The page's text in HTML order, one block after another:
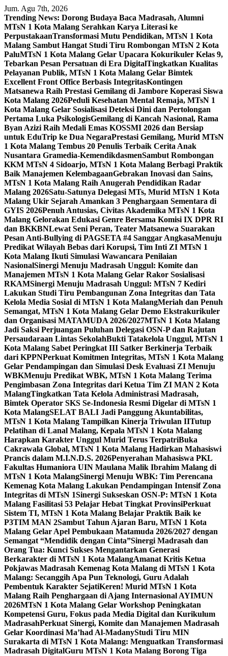
Skip
to
content
Jum. Agu 7th, 2026
Trending News: Dorong Budaya Baca Madrasah, Alumni
MTsN 1 Kota Malang Serahkan Karya Literasi ke
PerpustakaanTransformasi Mutu Pendidikan, MTsN 1 Kota
Malang Sambut Hangat Studi Tiru Rombongan MTsN 2 Kota
PaluMTsN 1 Kota Malang Gelar Upacara Kokurikuler Kelas 9,
Tebarkan Pesan Persatuan di Era DigitalTingkatkan Kualitas
Pelayanan Publik, MTsN 1 Kota Malang Gelar Bimtek
Excellent Front Office Berbasis IntegritasKontingen
Matsanewa Raih Prestasi Gemilang di Jambore Koperasi Siswa
Kota Malang 2026Peduli Kesehatan Mental Remaja, MTsN 1
Kota Malang Gelar Sosialisasi Deteksi Dini dan Pertolongan
Pertama Luka PsikologisGemilang di Kancah Nasional, Rama
Byan Azizi Raih Medali Emas KOSSMI 2026 dan Bersiap
untuk EduTrip ke Dua NegaraPrestasi Gemilang, Murid MTsN
1 Kota Malang Tembus 20 Penulis Terbaik Cerita Anak
Nusantara Gramedia-KemendikdasmenSambut Rombongan
KKM MTsN 4 Sidoarjo, MTsN 1 Kota Malang Berbagi Praktik
Baik Manajemen KelembagaanGebrakan Inovasi dan Sains,
MTsN 1 Kota Malang Raih Anugerah Pendidikan Radar
Malang 2026Satu-Satunya Delegasi MTs, Murid MTsN 1 Kota
Malang Ukir Sejarah Amankan 3 Penghargaan Sementara di
GYIS 2026Penuh Antusias, Civitas Akademika MTsN 1 Kota
Malang Gelorakan Edukasi Genre Bersama Komisi IX DPR RI
dan BKKBNLewat Seni Peran, Teater Matsanewa Suarakan
Pesan Anti-Bullying di PAGSETA #4 Sanggar AngkasaMenuju
Predikat Wilayah Bebas dari Korupsi, Tim Inti ZI MTsN 1
Kota Malang Ikuti Simulasi Wawancara Penilaian
NasionalSinergi Menuju Madrasah Unggul: Komite dan
Manajemen MTsN 1 Kota Malang Gelar Rakor Sosialisasi
RKAMSinergi Menuju Madrasah Unggul: MTsN 7 Kediri
Lakukan Studi Tiru Pembangunan Zona Integritas dan Tata
Kelola Media Sosial di MTsN 1 Kota MalangMeriah dan Penuh
Semangat, MTsN 1 Kota Malang Gelar Demo Ekstrakurikuler
dan Organisasi MATAMUDA 2026/2027MTsN 1 Kota Malang
Jadi Saksi Perjuangan Puluhan Delegasi OSN-P dan Rajutan
Persaudaraan Lintas SekolahBukti Tatakelola Unggul, MTsN 1
Kota Malang Sabet Peringkat III Satker Berkinerja Terbaik
dari KPPNPerkuat Komitmen Integritas, MTsN 1 Kota Malang
Gelar Pendampingan dan Simulasi Desk Evaluasi ZI Menuju
WBKMenuju Predikat WBK, MTsN 1 Kota Malang Terima
Pengimbasan Zona Integritas dari Ketua Tim ZI MAN 2 Kota
MalangTingkatkan Tata Kelola Administrasi Madrasah,
Bimtek Operator SKS Se-Indonesia Resmi Digelar di MTsN 1
Kota MalangSELAT BALI Jadi Panggung Akuntabilitas,
MTsN 1 Kota Malang Tampilkan Kinerja Triwulan IITutup
Pelatihan di Lanal Malang, Kepala MTsN 1 Kota Malang
Harapkan Karakter Unggul Murid Terus TerpatriBuka
Cakrawala Global, MTsN 1 Kota Malang Hadirkan Mahasiswi
Prancis dalam M.I.N.D.S. 2026Penyerahan Mahasiswa PKL
Fakultas Humaniora UIN Maulana Malik Ibrahim Malang di
MTsN 1 Kota MalangSinergi Menuju WBK: Tim Perencana
Kemenag Kota Malang Lakukan Pendampingan Intensif Zona
Integritas di MTsN 1Sinergi Sukseskan OSN-P: MTsN 1 Kota
Malang Fasilitasi 53 Pelajar Hebat Tingkat ProvinsiPerkuat
Sistem TI, MTsN 1 Kota Malang Belajar Praktik Baik ke
P3TIM MAN 2Sambut Tahun Ajaran Baru, MTsN 1 Kota
Malang Gelar Apel Pembukaan Matamuda 2026/2027 dengan
Semangat “Mendidik dengan Cinta”Sinergi Madrasah dan
Orang Tua: Kunci Sukses Mengantarkan Generasi
Berkarakter di MTsN 1 Kota MalangAmanat Kritis Ketua
Pokjawas Madrasah Kemenag Kota Malang di MTsN 1 Kota
Malang: Secanggih Apa Pun Teknologi, Guru Adalah
Pembentuk Karakter SejatiKeren! Murid MTsN 1 Kota
Malang Raih Penghargaan di Ajang Internasional AYIMUN
2026MTsN 1 Kota Malang Gelar Workshop Peningkatan
Kompetensi Guru, Fokus pada Media Digital dan Kurikulum
MadrasahPerkuat Sinergi, Komite dan Manajemen Madrasah
Gelar Koordinasi Ma’had Al-MadanyStudi Tiru MIN
Surakarta di MTsN 1 Kota Malang: Menguatkan Transformasi
Madrasah DigitalGuru MTsN 1 Kota Malang Borong Tiga